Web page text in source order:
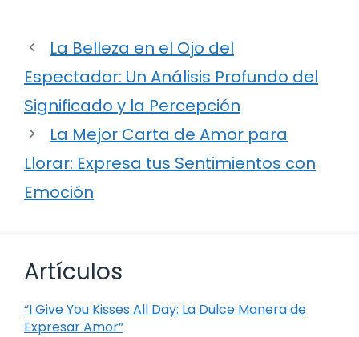
La Belleza en el Ojo del
Espectador: Un Análisis Profundo del
Significado y la Percepción
La Mejor Carta de Amor para
Llorar: Expresa tus Sentimientos con
Emoción
Artículos
“I Give You Kisses All Day: La Dulce Manera de
Expresar Amor”